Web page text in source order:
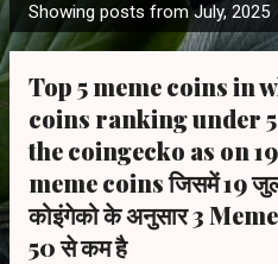
P
o
Showing posts from July, 2025
Top 5 meme coins in
coins ranking under
the coingecko as on 19
meme coins जिसमें 19
कोइंगेको के अनुसार 3
50 से कम है